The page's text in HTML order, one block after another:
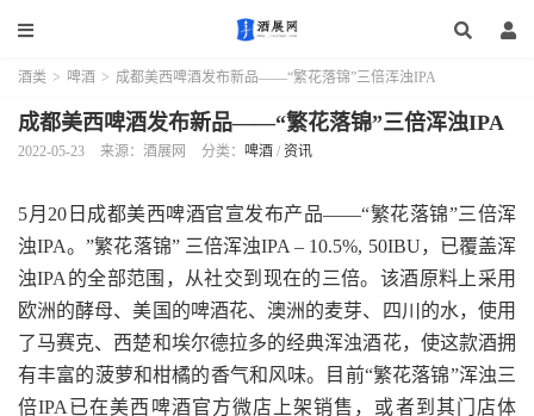
酒类 > 啤酒 > 成都美西啤酒发布新品——“繁花落锦”三倍浑浊IPA
成都美西啤酒发布新品——“繁花落锦”三倍浑浊IPA
2022-05-23 来源：酒展网 分类： 啤酒 / 资讯
5月20日成都美西啤酒官宣发布产品——“繁花落锦”三倍浑
浊IPA。”繁花落锦” 三倍浑浊IPA – 10.5%, 50IBU，已覆盖浑
浊IPA的全部范围，从社交到现在的三倍。该酒原料上采用
欧洲的酵母、美国的啤酒花、澳洲的麦芽、四川的水，使用
了马赛克、西楚和埃尔德拉多的经典浑浊酒花，使这款酒拥
有丰富的菠萝和柑橘的香气和风味。目前“繁花落锦”浑浊三
倍IPA已在美西啤酒官方微店上架销售，或者到其门店体